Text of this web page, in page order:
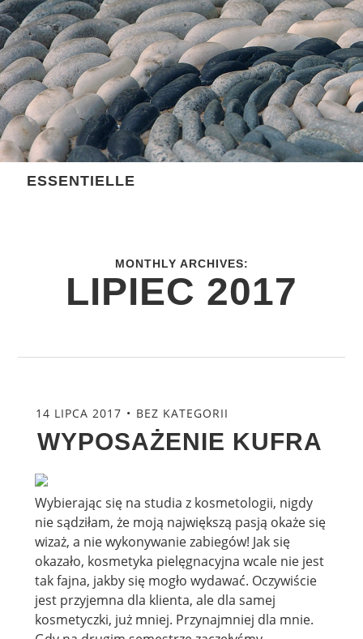
Skip
to
content
ESSENTIELLE
MONTHLY ARCHIVES:
LIPIEC 2017
14 LIPCA 2017 BEZ KATEGORII
WYPOSAŻENIE KUFRA
Wybierając się na studia z kosmetologii, nigdy
nie sądziłam, że moją największą pasją okaże się
wizaż, a nie wykonywanie zabiegów! Jak się
okazało, kosmetyka pielęgnacyjna wcale nie jest
tak fajna, jakby się mogło wydawać. Oczywiście
jest przyjemna dla klienta, ale dla samej
kosmetyczki, już mniej. Przynajmniej dla mnie.